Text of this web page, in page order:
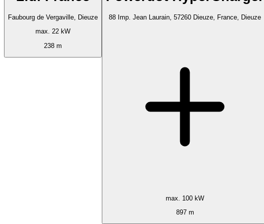
Faubourg de Vergaville, Dieuze
max. 22 kW
238 m
88 Imp. Jean Laurain, 57260 Dieuze, France, Dieuze
max. 100 kW
897 m